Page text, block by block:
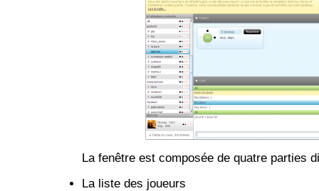
La fenêtre est composée de quatre parties
La liste des joueurs